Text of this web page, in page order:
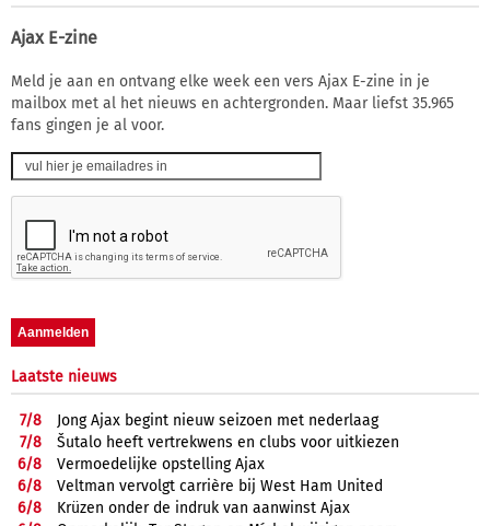
Ajax E-zine
Meld je aan en ontvang elke week een vers Ajax E-zine in je
mailbox met al het nieuws en achtergronden. Maar liefst 35.965
fans gingen je al voor.
Laatste nieuws
7/8
Jong Ajax begint nieuw seizoen met nederlaag
7/8
Šutalo heeft vertrekwens en clubs voor uitkiezen
6/8
Vermoedelijke opstelling Ajax
6/8
Veltman vervolgt carrière bij West Ham United
6/8
Krüzen onder de indruk van aanwinst Ajax